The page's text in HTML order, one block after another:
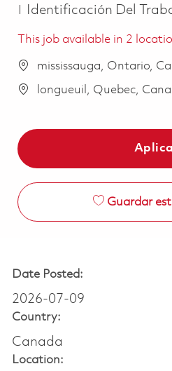
Identificación Del
This job available in 2
mississauga, Ontario,
longueuil, Quebec,
Guardar
Date Posted:
2026-07-09
Country:
Canada
Location: